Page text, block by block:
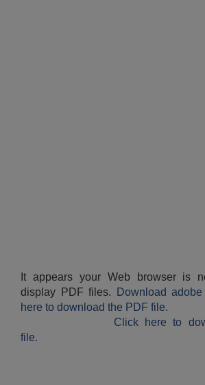
It appears your Web browser is
display PDF files.
Download
here to download the PDF file.
Click here to
file.